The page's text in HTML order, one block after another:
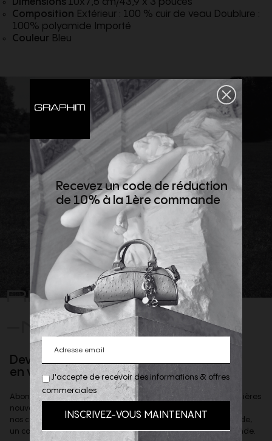
Dimensions 10x7,5 cm/43,9 x 3 pouces
Composition Extérieur : 100 % cuir de veau Doublure :
100% polyamide Importé
Couleur Bleu
REJOIGNEZ
-NOUS
Devenez client privilège
en vous inscrivant à la newsletter
Abonnez-vous à notre newsletter afin d'être informé des dernières
nouveautés de la boutique,
nos coups de coeur et offres privilèges & recevoir, sur demande,
un code de reduction de 10% à valoir sur votre 1ere commande.
J'accepte de recevoir des informations & offres
commerciales
Recevez un code de réduction
de 10% à la 1ère commande